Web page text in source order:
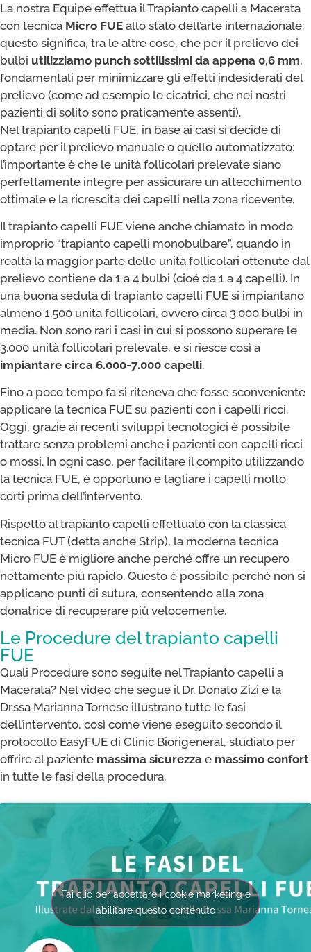
La nostra Equipe effettua il Trapianto capelli a Macerata
con tecnica Micro FUE allo stato dell’arte internazionale:
questo significa, tra le altre cose, che per il prelievo dei
bulbi utilizziamo punch sottilissimi da appena 0,6 mm,
fondamentali per minimizzare gli effetti indesiderati del
prelievo (come ad esempio le cicatrici, che nei nostri
pazienti di solito sono praticamente assenti).
Nel trapianto capelli FUE, in base ai casi si decide di
optare per il prelievo manuale o quello automatizzato:
l’importante è che le unità follicolari prelevate siano
perfettamente integre per assicurare un attecchimento
ottimale e la ricrescita dei capelli nella zona ricevente.
​Il trapianto capelli FUE viene anche chiamato in modo
improprio “trapianto capelli monobulbare”, quando in
realtà la maggior parte delle unità follicolari ottenute dal
prelievo contiene da 1 a 4 bulbi (cioé da 1 a 4 capelli). In
una buona seduta di trapianto capelli FUE si impiantano
almeno 1.500 unità follicolari, ovvero circa 3.000 bulbi in
media. Non sono rari i casi in cui si possono superare le
3.000 unità follicolari prelevate, e si riesce così a
impiantare circa 6.000-7.000 capelli.
Fino a poco tempo fa si riteneva che fosse sconveniente
applicare la tecnica FUE su pazienti con i capelli ricci.
Oggi, grazie ai recenti sviluppi tecnologici è possibile
trattare senza problemi anche i pazienti con capelli ricci
o mossi. In ogni caso, per facilitare il compito utilizzando
la tecnica FUE, è opportuno e tagliare i capelli molto
corti prima dell’intervento.
Rispetto al trapianto capelli effettuato con la classica
tecnica FUT (detta anche Strip), la moderna tecnica
Micro FUE è migliore anche perché offre un recupero
nettamente più rapido. Questo è possibile perché non si
applicano punti di sutura, consentendo alla zona
donatrice di recuperare più velocemente.
Le Procedure del trapianto capelli
FUE
Quali Procedure sono seguite nel Trapianto capelli a
Macerata? Nel video che segue il Dr. Donato Zizi e la
Dr.ssa Marianna Tornese illustrano tutte le fasi
dell’intervento, così come viene eseguito secondo il
protocollo EasyFUE di Clinic Biorigeneral, studiato per
offrire al paziente massima sicurezza e massimo confort
in tutte le fasi della procedura.
Fai clic per accettare i cookie marketing e
abilitare questo contenuto